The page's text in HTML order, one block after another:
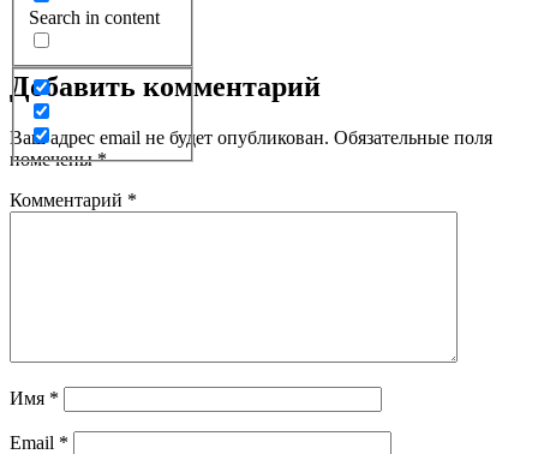
Search in content
Добавить комментарий
Ваш адрес email не будет опубликован. Обязательные поля
помечены*
Комментарий *
Имя *
Email *